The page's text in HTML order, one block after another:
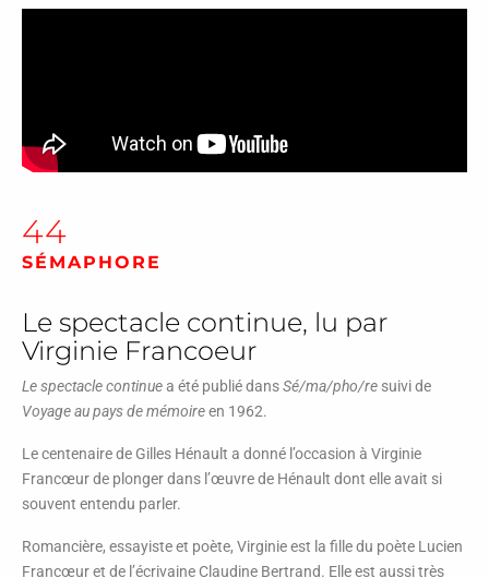
44
SÉMAPHORE
Le spectacle continue, lu par
Virginie Francoeur
Le spectacle continuea été publié dansSé/ma/pho/re suivi de
Voyage au pays de mémoireen 1962.
Le centenaire de Gilles Hénault a donné l’occasion à Virginie
Francœur de plonger dans l’œuvre de Hénault dont elle avait si
souvent entendu parler.
Romancière, essayiste et poète, Virginie est la fille du poète Lucien
Francœur et de l’écrivaine Claudine Bertrand. Elle est aussi très